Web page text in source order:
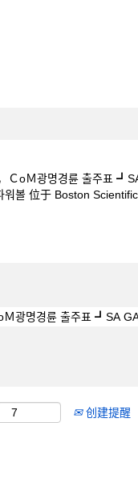
ＣoＭ광명경륜 출주표
볼 位于 Boston Scientific
创建提醒